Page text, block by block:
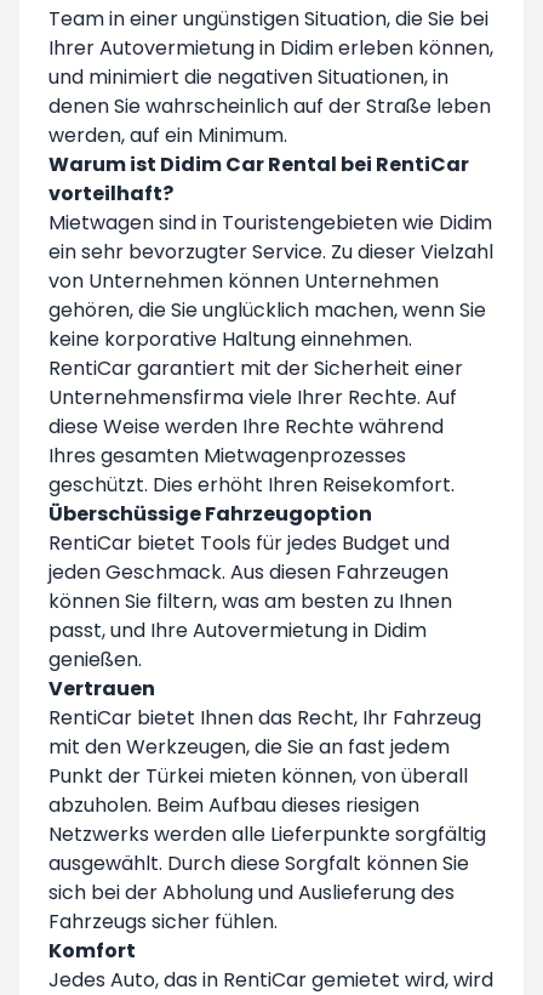
Team in einer ungünstigen Situation, die Sie bei
Ihrer Autovermietung in Didim erleben können,
und minimiert die negativen Situationen, in
denen Sie wahrscheinlich auf der Straße leben
werden, auf ein Minimum.
Warum ist Didim Car Rental bei RentiCar
vorteilhaft?
Mietwagen sind in Touristengebieten wie Didim
ein sehr bevorzugter Service. Zu dieser Vielzahl
von Unternehmen können Unternehmen
gehören, die Sie unglücklich machen, wenn Sie
keine korporative Haltung einnehmen.
RentiCar garantiert mit der Sicherheit einer
Unternehmensfirma viele Ihrer Rechte. Auf
diese Weise werden Ihre Rechte während
Ihres gesamten Mietwagenprozesses
geschützt. Dies erhöht Ihren Reisekomfort.
Überschüssige Fahrzeugoption
RentiCar bietet Tools für jedes Budget und
jeden Geschmack. Aus diesen Fahrzeugen
können Sie filtern, was am besten zu Ihnen
passt, und Ihre Autovermietung in Didim
genießen.
Vertrauen
RentiCar bietet Ihnen das Recht, Ihr Fahrzeug
mit den Werkzeugen, die Sie an fast jedem
Punkt der Türkei mieten können, von überall
abzuholen. Beim Aufbau dieses riesigen
Netzwerks werden alle Lieferpunkte sorgfältig
ausgewählt. Durch diese Sorgfalt können Sie
sich bei der Abholung und Auslieferung des
Fahrzeugs sicher fühlen.
Komfort
Jedes Auto, das in RentiCar gemietet wird, wird